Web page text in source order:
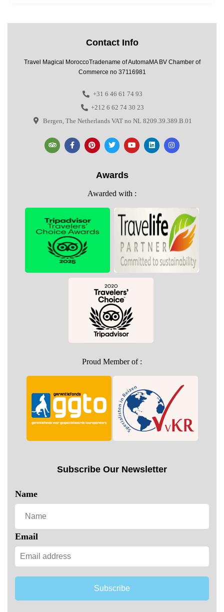
Contact Info
Travel Magical MoroccoTradename of AutomaMA BV Chamber of
Commerce no 37116981
+31 6 46 61 74 93
+212 6 62 74 30 23
Bergen, The Netherlands VAT no NL 8209.39.389.B.01
Awards
Awarded with :
Proud Member of :
Subscribe Our Newsletter
Name
Email
Subscribe